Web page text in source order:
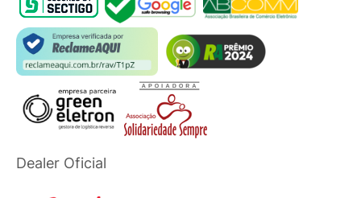
Dealer Oficial